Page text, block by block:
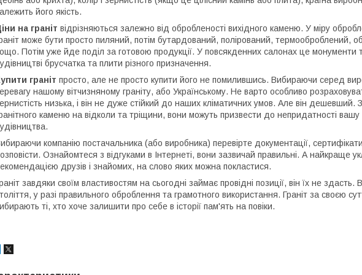
його якість.
на граніт відрізняються залежно від обробленості вихідного каменю. У міру
може бути просто пиляний, потім бутардований, полірований, термооброблений,
Потім уже йде поділ за готовою продукції. У повсякденних салонах це монументи
брусчатка та плити різного призначення.
граніт просто, але не просто купити його не помилившись. Вибираючи серед
нашому вітчизняному граніту, або Українському. Не варто особливо
низька, і він не дуже стійкий до наших кліматичних умов. Але він дешевший.
каменю на відколи та тріщини, вони можуть призвести до непридатності
компанію постачальника (або виробника) перевірте документації,
Ознайомтеся з відгуками в Інтернеті, вони зазвичай правильні. А найкраще
друзів і знайомих, на слово яких можна покластися.
завдяки своїм властивостям на сьогодні займає провідні позиції, він їх не здасть.
у разі правильного оброблення та грамотного використання. Граніт за своєю
ті, хто хоче залишити про себе в історії пам'ять на повіки.